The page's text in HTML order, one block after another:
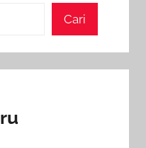
Cari